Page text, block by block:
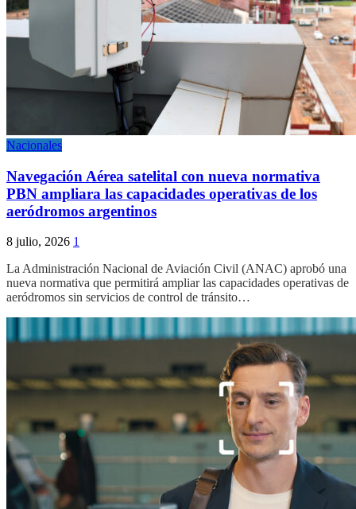
Nacionales
Navegación Aérea satelital con nueva normativa
PBN ampliara las capacidades operativas de los
aeródromos argentinos
8 julio, 2026 1
La Administración Nacional de Aviación Civil (ANAC) aprobó una
nueva normativa que permitirá ampliar las capacidades operativas de
aeródromos sin servicios de control de tránsito…